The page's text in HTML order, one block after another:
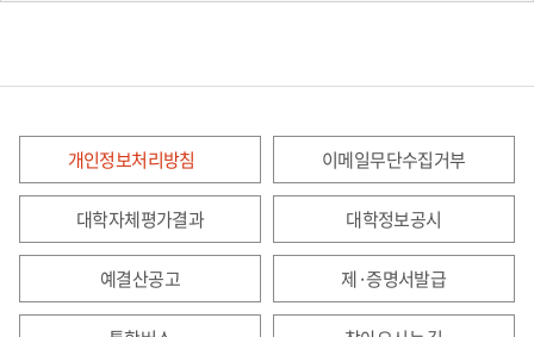
개인정보처리방침 이메일무단수집거부
대학자체평가결과 대학정보공시
예결산공고 제·증명서발급